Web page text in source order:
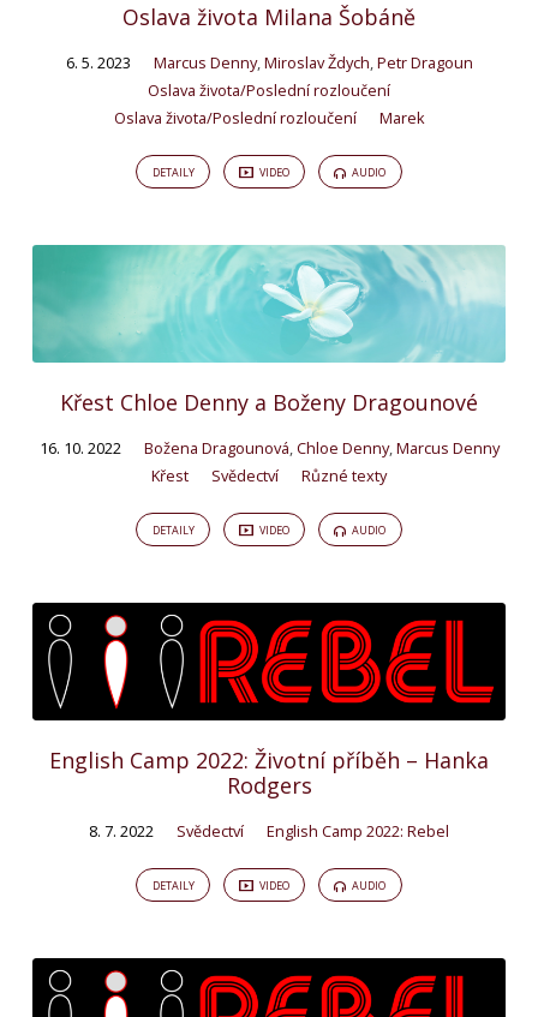
Oslava života Milana Šobáně
6. 5. 2023 Marcus Denny, Miroslav Ždych Petr Dragoun
Oslava života/Poslední rozloučení
Oslava života/Poslední rozloučení
Marek
DETAILY VIDEO AUDIO
Křest Chloe Denny a Boženy Dragounové
16. 10. 2022 Božena Dragounová,Chloe Denny,Marcus Denny
Křest
Svědectví Různé texty
DETAILY VIDEO AUDIO
English Camp 2022: Životní příběh – Hanka
Rodgers
8. 7. 2022 Svědectví English Camp 2022: Rebel
DETAILY VIDEO AUDIO